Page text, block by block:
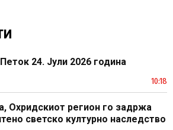
24. Јули 2026 година
10:18
Охридскиот регион го задржа
светско културно наследство